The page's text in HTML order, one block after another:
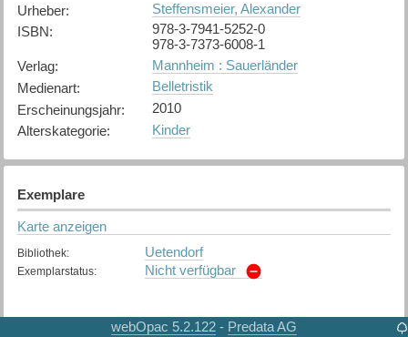
Urheber:
Steffensmeier, Alexander
ISBN:
978-3-7941-5252-0
978-3-7373-6008-1
Verlag:
Mannheim : Sauerländer
Medienart:
Belletristik
Erscheinungsjahr:
2010
Alterskategorie: Kinder
Exemplare
Karte anzeigen
Bibliothek: Uetendorf
Exemplarstatus: Nicht verfügbar
webOpac 5.2.122 - Predata AG